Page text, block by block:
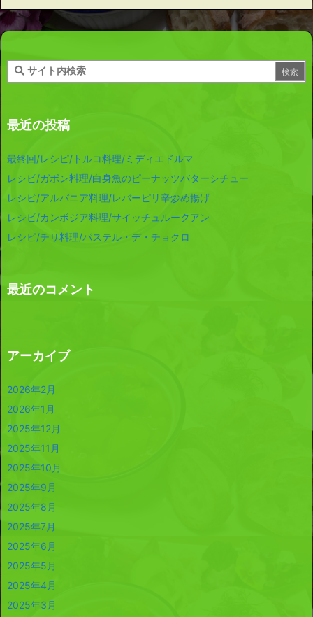
最近の投稿
最終回/レシピ/トルコ料理/ミディエドルマ
レシピ/ガボン料理/白身魚のピーナッツバターシチュー
レシピ/アルバニア料理/レバーピリ辛炒め揚げ
レシピ/カンボジア料理/サイッチュルークアン
レシピ/チリ料理/パステル・デ・チョクロ
最近のコメント
アーカイブ
2026年2月
2026年1月
2025年12月
2025年11月
2025年10月
2025年9月
2025年8月
2025年7月
2025年6月
2025年5月
2025年4月
2025年3月